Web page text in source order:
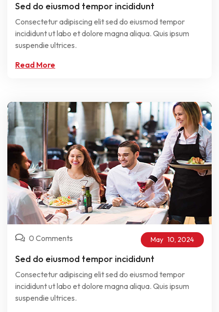
Sed do eiusmod tempor incididunt
Consectetur adipiscing elit sed do eiusmod tempor
incididunt ut labo et dolore magna aliqua. Quis ipsum
suspendie ultrices.
Read More
0 Comments May 10, 2024
Sed do eiusmod tempor incididunt
Consectetur adipiscing elit sed do eiusmod tempor
incididunt ut labo et dolore magna aliqua. Quis ipsum
suspendie ultrices.